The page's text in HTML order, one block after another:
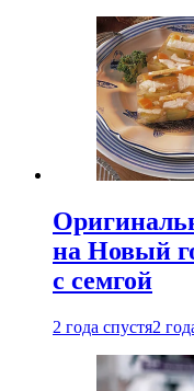
на Новый
с семгой
2 года спустя2